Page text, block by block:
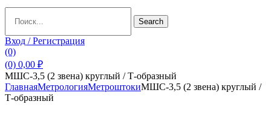
for:
Search
Вход / Регистрация
(0)
(0) 0,00 ₽
МШС-3,5 (2 звена) круглый / Т-образный
ГлавнаяМетрологияМетроштокиМШС-3,5 (2 звена) круглый /
Т-образный